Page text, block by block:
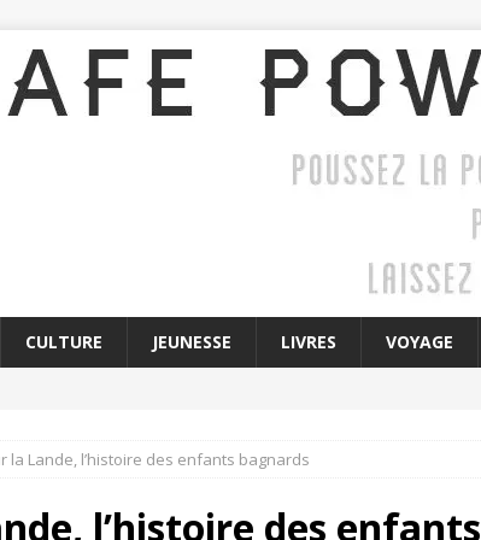
CULTURE JEUNESSE LIVRES VOYAGE
la Lande, l’histoire des enfants bagnards
l’histoire des enfants